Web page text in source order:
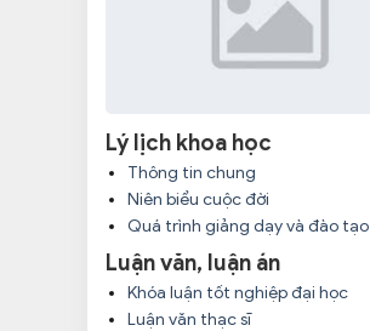
Lý lịch khoa học
Thông tin chung
Niên biểu cuộc đời
Quá trình giảng dạy và đào tạo
Luận văn, luận án
Khóa luận tốt nghiệp đại học
Luận văn thạc sĩ